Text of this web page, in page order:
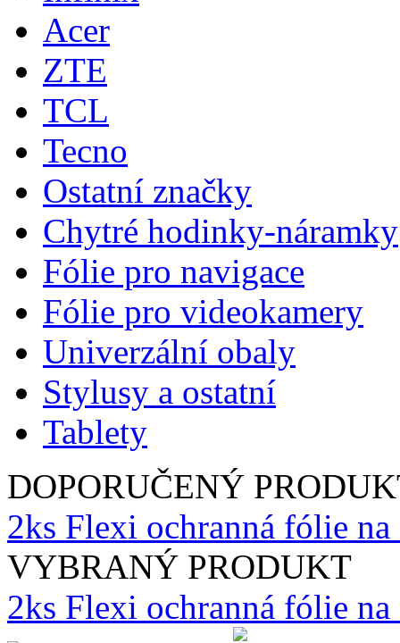
Acer
ZTE
TCL
Tecno
Ostatní značky
Chytré hodinky-náramky
Fólie pro navigace
Fólie pro videokamery
Univerzální obaly
Stylusy a ostatní
Tablety
DOPORUČENÝ
2ks Flexi ochranná fólie
VYBRANÝ PRODUKT
2ks Flexi ochranná fólie